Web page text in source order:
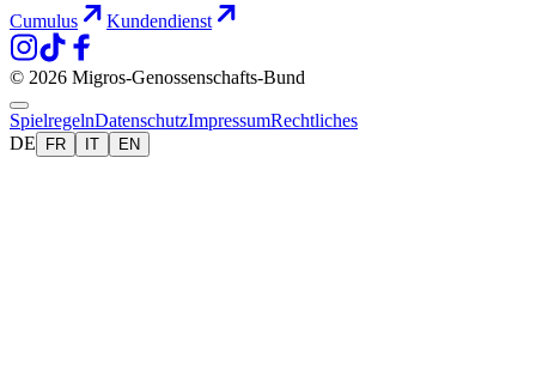
Cumulus
Kundendienst
© 2026 Migros-Genossenschafts-Bund
SpielregelnDatenschutzImpressumRechtliches
DE
FR IT EN